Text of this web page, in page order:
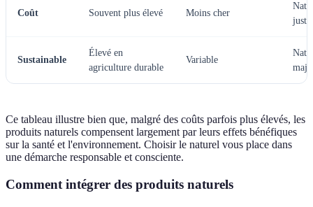
Coût Souvent plus élevé Moins cher
Sustainable
Élevé en
agriculture durable
Variable
Ce tableau illustre bien que, malgré des coûts parfois plus élevés, les
produits naturels compensent largement par leurs effets bénéfiques
sur la santé et l'environnement. Choisir le naturel vous place dans
une démarche responsable et consciente.
Comment intégrer des produits naturels